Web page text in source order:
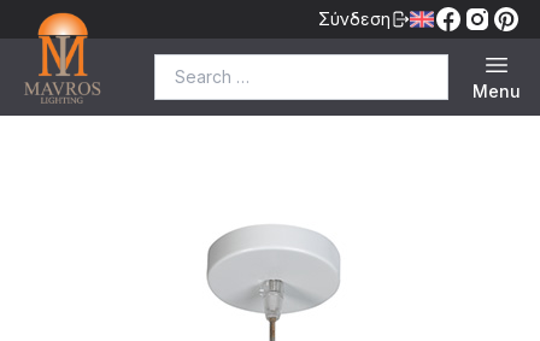
Σύνδεση
Menu